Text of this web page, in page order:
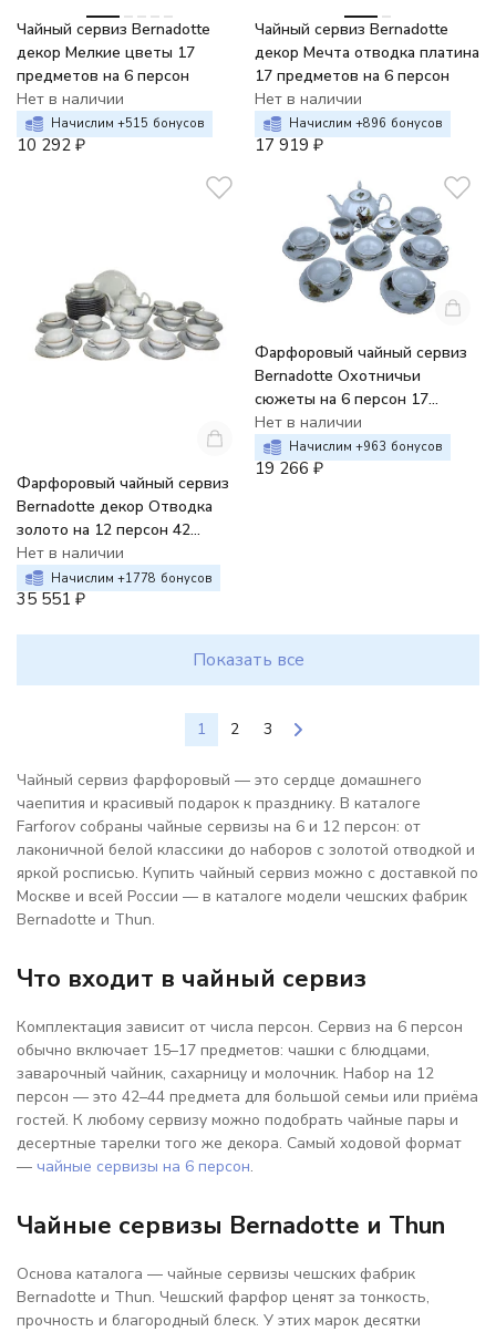
Чайный сервиз Bernadotte
декор Мелкие цветы 17
предметов на 6 персон
Нет в наличии
Начислим +515 бонусов
10 292 ₽
Чайный сервиз Bernadotte
декор Мечта отводка платина
17 предметов на 6 персон
Нет в наличии
Начислим +896 бонусов
17 919 ₽
Фарфоровый чайный сервиз
Bernadotte декор Отводка
золото на 12 персон 42
предмета
Нет в наличии
Начислим +1778 бонусов
35 551 ₽
Фарфоровый чайный сервиз
Bernadotte Охотничьи
сюжеты на 6 персон 17
предметов (с большой
ручкой)
Нет в наличии
Начислим +963 бонусов
19 266 ₽
Показать все
1 2 3
Чайный сервиз фарфоровый — это сердце домашнего
чаепития и красивый подарок к празднику. В каталоге
Farforov собраны чайные сервизы на 6 и 12 персон: от
лаконичной белой классики до наборов с золотой отводкой и
яркой росписью. Купить чайный сервиз можно с доставкой по
Москве и всей России — в каталоге модели чешских фабрик
Bernadotte и Thun.
Что входит в чайный сервиз
Комплектация зависит от числа персон. Сервиз на 6 персон
обычно включает 15–17 предметов: чашки с блюдцами,
заварочный чайник, сахарницу и молочник. Набор на 12
персон — это 42–44 предмета для большой семьи или приёма
гостей. К любому сервизу можно подобрать чайные пары и
десертные тарелки того же декора. Самый ходовой формат
— чайные сервизы на 6 персон.
Чайные сервизы Bernadotte и Thun
Основа каталога — чайные сервизы чешских фабрик
Bernadotte и Thun. Чешский фарфор ценят за тонкость,
прочность и благородный блеск. У этих марок десятки